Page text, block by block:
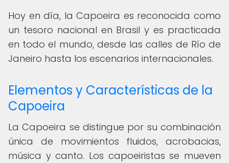
Hoy en día, la Capoeira es reconocida como
un tesoro nacional en Brasil y es practicada
en todo el mundo, desde las calles de Río de
Janeiro hasta los escenarios internacionales.
Elementos y Características de la
Capoeira
La Capoeira se distingue por su combinación
única de movimientos fluidos, acrobacias,
música y canto. Los capoeiristas se mueven